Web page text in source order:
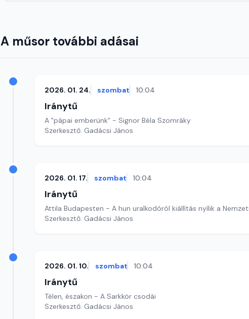
A műsor további adásai
2026. 01. 24. szombat 10:04
Iránytű
A "pápai emberünk" - Signor Béla Szomráky
Szerkesztő: Gadácsi János
2026. 01. 17. szombat 10:04
Iránytű
Attila Budapesten - A hun uralkodóról kiállítás
Szerkesztő: Gadácsi János
2026. 01. 10. szombat 10:04
Iránytű
Télen, északon - A Sarkkör csodái
Szerkesztő: Gadácsi János